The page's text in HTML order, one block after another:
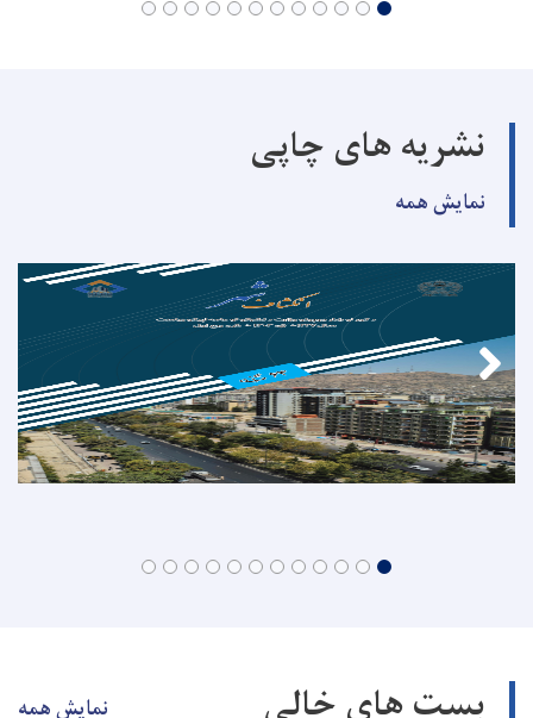
نشریه های چاپی
نمایش همه
نمایش همه